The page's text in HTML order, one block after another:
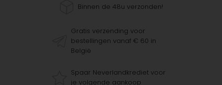
Binnen de 48u verzonden!
Gratis verzending voor
bestellingen vanaf € 60 in
België
Spaar Neverlandkrediet voor
je volgende aankoop